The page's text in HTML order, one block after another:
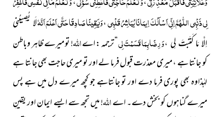
لِي ذَنْبِي اللّٰهُمَّ اِنِّي اَسْاَلُكَ اِيمَانًا يُبَاشِرُ قَلْبِي،وَيَقِينًا صَادِقًا حَتَّى اَعْلَمَ اَنَّهلَا يُصِيبُنِي
اِلَّا مَا كَتَبْتَ لِي ،وَرِضًابِمَا قَسَمْتَ لِي“ترجمہ : اےاللہ! تو میرے ظاہر وباطن
کو جانتا ہے ، میری معذرت قبول فرما لے اور تو میری حاجت بھی جانتا ہے
لہٰذاوہ بھی پوری فرما دے اور تو جانتاہے جو کچھ میرے دل میں ہے پس
میرے گناہوں کو بخش دے۔ اےاللہ! میں تجھ سے ایسے ایمان اور یقینِ